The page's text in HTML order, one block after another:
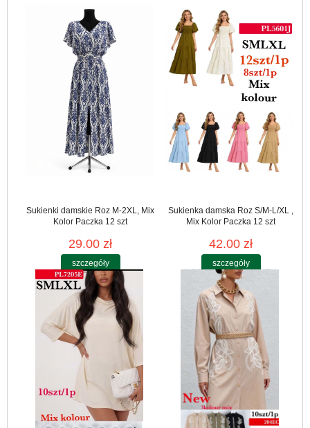
Sukienki damskie Roz M-2XL, Mix
Kolor Paczka 12 szt
29.00 zł
szczegóły
Sukienka damska Roz S/M-L/XL ,
Mix Kolor Paczka 12 szt
42.00 zł
szczegóły